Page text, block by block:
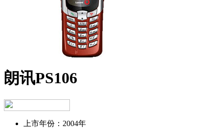
朗讯PS106
上市年份： 2004年